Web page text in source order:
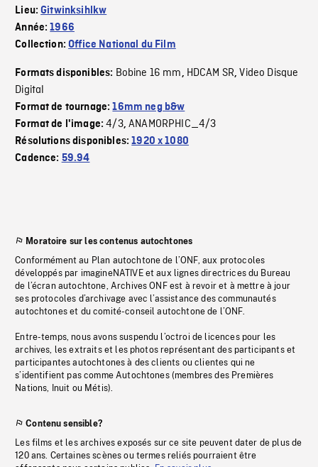
Lieu:Gitwinksihlkw
Année:1966
Collection:Office National du Film
Formats disponibles: Bobine 16 mm, HDCAM SR,Video Disque
Digital
Format de tournage:16mm neg b&w
Format de l'image:4/3,ANAMORPHIC_4/3
Résolutions disponibles:1920 x 1080
Cadence: 59.94
Moratoire sur les contenus autochtones
Conformément au Plan autochtone de l’ONF, aux protocoles
développés par imagineNATIVE et aux lignes directrices du Bureau
de l’écran autochtone, Archives ONF est à revoir et à mettre à jour
ses protocoles d’archivage avec l’assistance des communautés
autochtones et du comité-conseil autochtone de l’ONF.
Entre-temps, nous avons suspendu l’octroi de licences pour les
archives, les extraits et les photos représentant des participants et
participantes autochtones à des clients ou clientes qui ne
s’identifient pas comme Autochtones (membres des Premières
Nations, Inuit ou Métis).
Contenu sensible?
Les films et les archives exposés sur ce site peuvent dater de plus de
120 ans. Certaines scènes ou termes reliés pourraient être